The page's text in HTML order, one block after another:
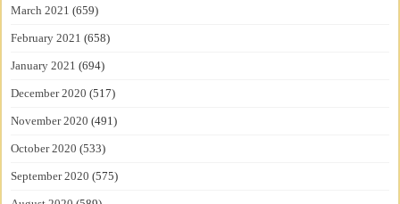
March 2021 (659)
February 2021 (658)
January 2021 (694)
December 2020 (517)
November 2020 (491)
October 2020 (533)
September 2020 (575)